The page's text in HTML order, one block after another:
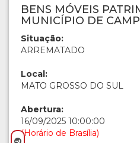
BENS MÓVEIS
MUNICÍPIO DE
Situação:
ARREMATADO
Local:
MATO GROSSO DO SUL
Abertura:
16/09/2025 10:00:00
(Horário de Brasília)